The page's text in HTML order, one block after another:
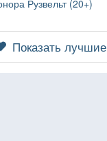
Рузвельт (20+)
Показать лучшие